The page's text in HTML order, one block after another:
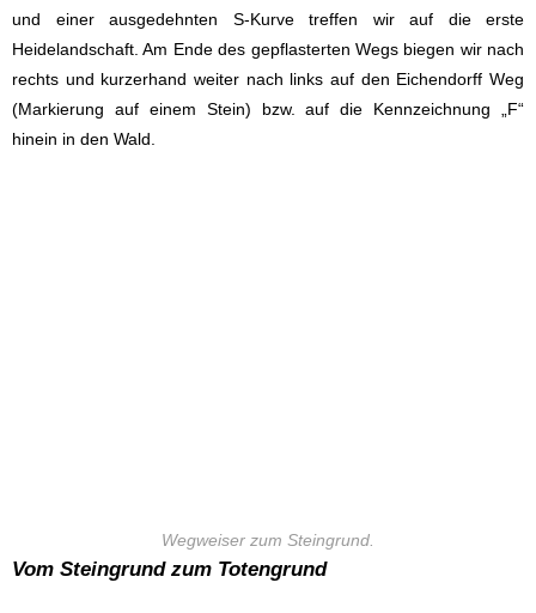
und einer ausgedehnten S-Kurve treffen wir auf die erste
Heidelandschaft. Am Ende des gepflasterten Wegs biegen wir nach
rechts und kurzerhand weiter nach links auf den Eichendorff Weg
(Markierung auf einem Stein) bzw. auf die Kennzeichnung „F“
hinein in den Wald.
Wegweiser zum Steingrund.
Vom Steingrund zum Totengrund